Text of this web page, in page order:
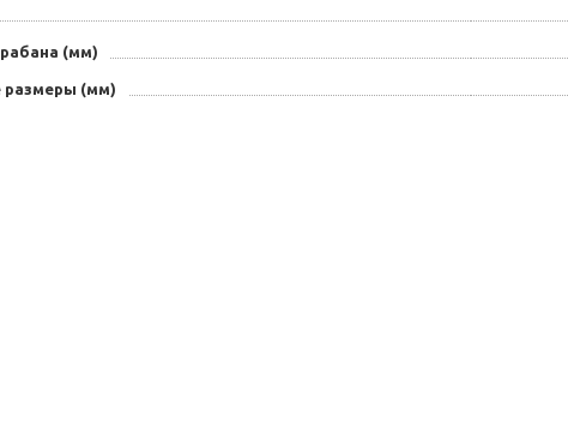
(мм)
размеры (мм)